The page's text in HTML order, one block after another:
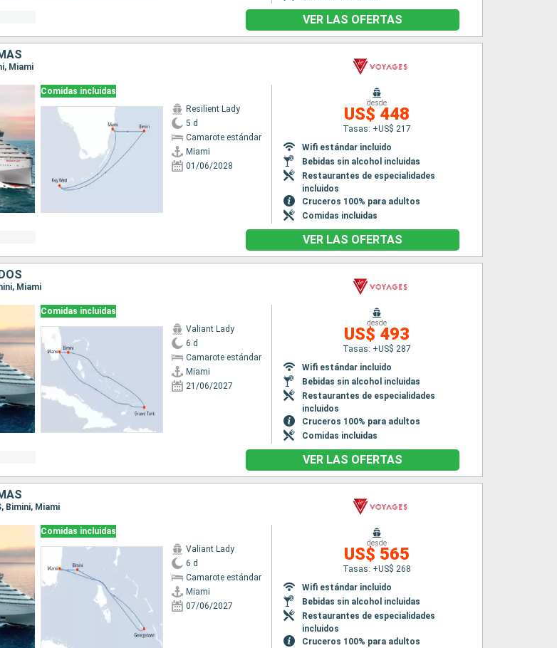
VER LAS OFERTAS
Miami
Comidas incluidas
Resilient Lady
5 d
Camarote estándar
Miami
01/06/2028
desde
US$ 448
Tasas: +US$ 217
Wifi estándar incluido
Bebidas sin alcohol incluidas
Restaurantes de especialidades
incluidos
Cruceros 100% para adultos
Comidas incluidas
VER LAS OFERTAS
Miami
Comidas incluidas
Valiant Lady
6 d
Camarote estándar
Miami
21/06/2027
desde
US$ 493
Tasas: +US$ 287
Wifi estándar incluido
Bebidas sin alcohol incluidas
Restaurantes de especialidades
incluidos
Cruceros 100% para adultos
Comidas incluidas
VER LAS OFERTAS
Bimini, Miami
Comidas incluidas
Valiant Lady
6 d
Camarote estándar
Miami
07/06/2027
desde
US$ 565
Tasas: +US$ 268
Wifi estándar incluido
Bebidas sin alcohol incluidas
Restaurantes de especialidades
incluidos
Cruceros 100% para adultos